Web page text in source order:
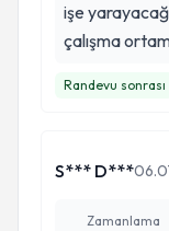
işe
çalışma
Randevu sonrası
S*** D***
Zamanlama